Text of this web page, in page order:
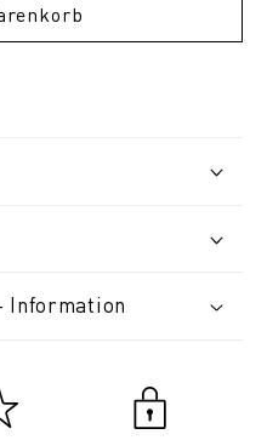
Information